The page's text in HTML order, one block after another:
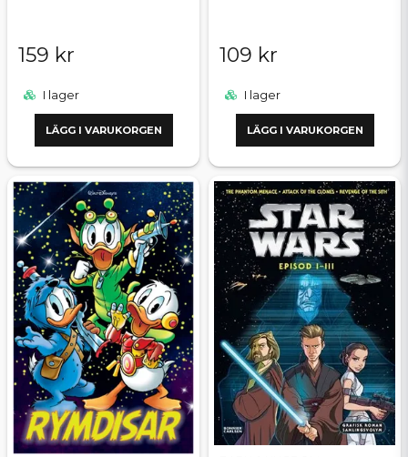
159 kr
I lager
LÄGG I VARUKORGEN
109 kr
I lager
LÄGG I VARUKORGEN